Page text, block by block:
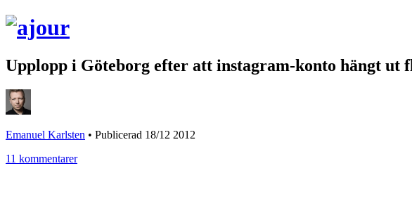
Upplopp i Göteborg efter att instagram-konto hängt ut
Emanuel Karlsten • Publicerad 18/12 2012
11 kommentarer